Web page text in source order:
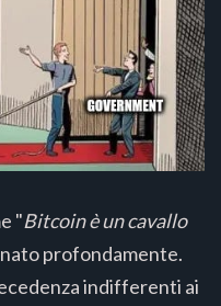
"Bitcoin è un cavallo
profondamente.
indifferenti ai